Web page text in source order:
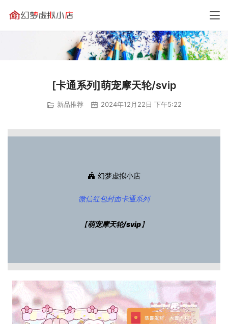
[卡通系列]萌宠摩天轮/svip
新品推荐 2024年12月22日 下午5:22
幻梦虚拟小店
微信红包封面卡通系列
【萌宠摩天轮/svip】